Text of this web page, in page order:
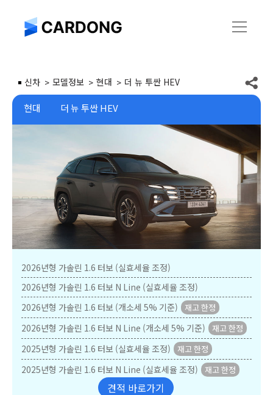
신차 모델정보 현대 더 뉴 투싼 HEV
현대 더 뉴 투싼 HEV
2026년형 가솔린 1.6 터보 (실효세율 조정)
2026년형 가솔린 1.6 터보 N Line (실효세율 조정)
2026년형 가솔린 1.6 터보 (개소세 5% 기준)
2026년형 가솔린 1.6 터보 N Line (개소세 5% 기준)
2025년형 가솔린 1.6 터보 (실효세율 조정)
2025년형 가솔린 1.6 터보 N Line (실효세율 조정)
견적 바로가기